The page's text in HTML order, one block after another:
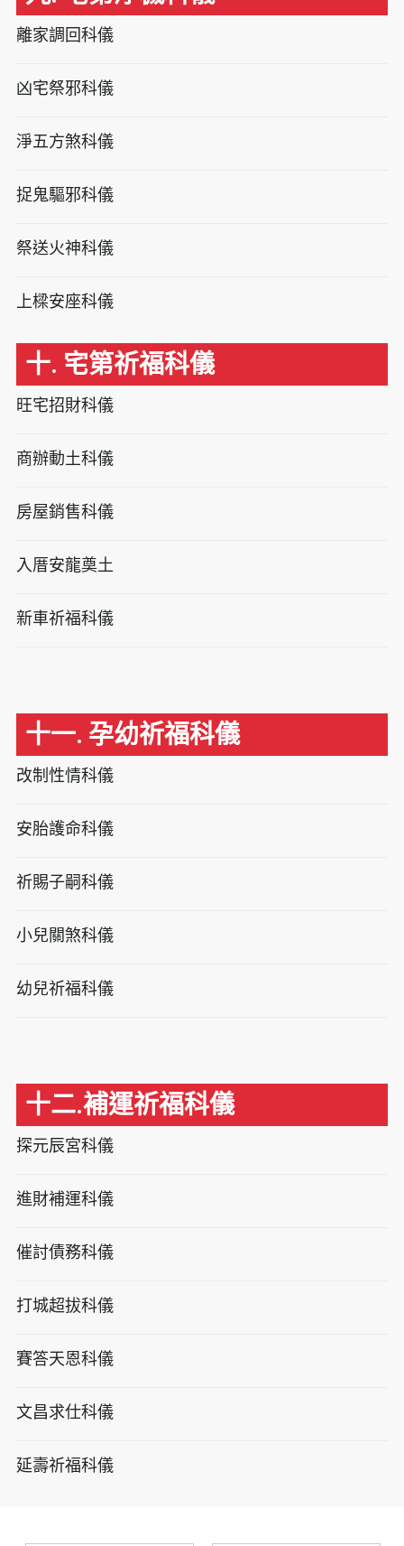
離家調回科儀
凶宅祭邪科儀
淨五方煞科儀
捉鬼驅邪科儀
祭送火神科儀
上樑安座科儀
十. 宅第祈福科儀
旺宅招財科儀
商辦動土科儀
房屋銷售科儀
入厝安龍奠土
新車祈福科儀
十一. 孕幼祈福科儀
改制性情科儀
安胎護命科儀
祈賜子嗣科儀
小兒關煞科儀
幼兒祈福科儀
十二.補運祈福科儀
探元辰宮科儀
進財補運科儀
催討債務科儀
打城超拔科儀
賽答天恩科儀
文昌求仕科儀
延壽祈福科儀